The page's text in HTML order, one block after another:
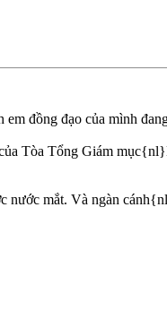
đồng đạo của mình
Tòa Tổng Giám
mắt. Và ngàn